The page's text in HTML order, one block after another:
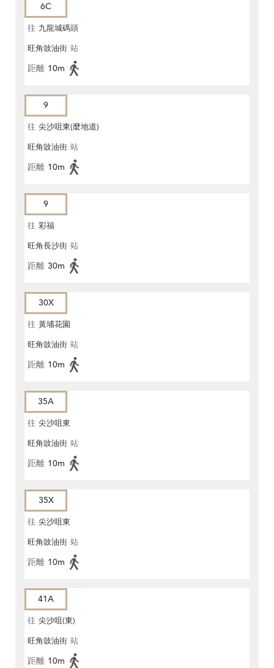
6C
往 九龍城碼頭
旺角豉油街 站
距離 10m
9
往 尖沙咀東(麼地道)
旺角豉油街 站
距離 10m
9
往 彩福
旺角長沙街 站
距離 30m
30X
往 黃埔花園
旺角豉油街 站
距離 10m
35A
往 尖沙咀東
旺角豉油街 站
距離 10m
35X
往 尖沙咀東
旺角豉油街 站
距離 10m
41A
往 尖沙咀(東)
旺角豉油街 站
距離 10m